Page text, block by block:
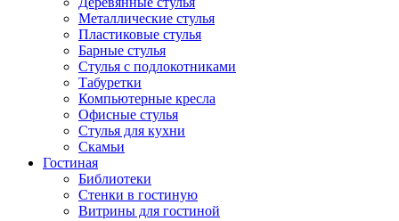
Металлические стулья
Пластиковые стулья
Барные стулья
Стулья с подлокотниками
Табуретки
Компьютерные кресла
Офисные стулья
Стулья для кухни
Скамьи
Гостиная
Библиотеки
Стенки в гостиную
Витрины для гостиной